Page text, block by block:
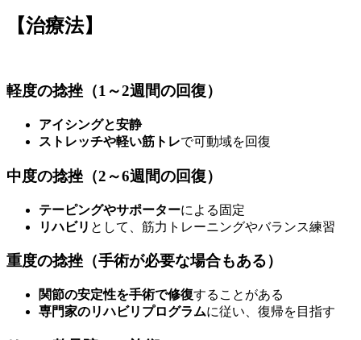
【治療法】
軽度の捻挫（1～2週間の回復）
アイシングと安静
ストレッチや軽い筋トレで可動域を回復
中度の捻挫（2～6週間の回復）
テーピングやサポーターによる固定
リハビリ として、筋力トレーニングやバランス練習
重度の捻挫（手術が必要な場合もある）
関節の安定性を手術で修復することがある
専門家のリハビリプログラムに従い、復帰を目指す